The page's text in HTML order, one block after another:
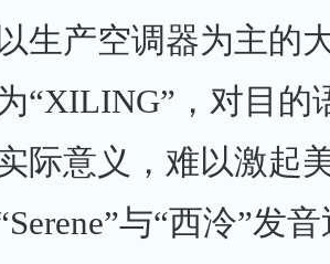
生产空调器为主的
“XILING” ，对目
际意义，难以激起
与“西泠”发音